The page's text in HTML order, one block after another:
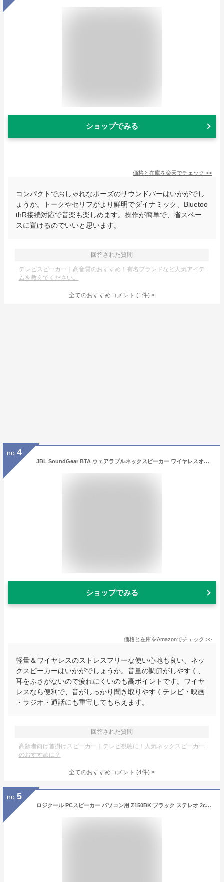
ショップでみる
価格と在庫を楽天でチェック >>
コンパクトでおしゃれなボーズのサウンドバーはいかがでし
ょうか。トークやセリフがより鮮明でダイナミック、Bluetoo
thR接続対応で音楽も楽しめます。操作が簡単で、省スペー
スに置けるのでいいと思います。
回答された質問
テレビスピーカー｜高音質のおすすめ！有名ブランドなど人気アイテ
ムを教えてください。
全てのおすすめコメント (1件) >
no. 4
JBL SoundGear BTA ウェアラブルネックスピーカー ワイヤレスオーディオトランスミッター付き Bluetooth/apt-X対応/31mm径スピーカー4基搭載 ブラック/JBLSOUNDGEARBABLK【国内正規品】
ショップでみる
価格と在庫をAmazonでチェック >>
軽量＆ワイヤレスのストレスフリーな使い心地も良い、ネッ
クスピーカーはいかがでしょうか。音量の調節がしやすく、
耳をふさがないので疲れにくいのも高ポイントです。ワイヤ
レスなら便利で、音がしっかり聞き取りやすくテレビ・映画
・ラジオ・通話にも重宝してもらえます。
回答された質問
高齢者向け首掛けスピーカー｜テレビ視聴に！人気ネックスピーカー
のおすすめは？
全てのおすすめコメント (4件) >
no. 5
ロジクール PCスピーカー パソコン用 Z150BK ブラック ステレオ 2ch コンパクト 3.5mm入力対応 PC スピーカー 国内 2年間メーカー保証